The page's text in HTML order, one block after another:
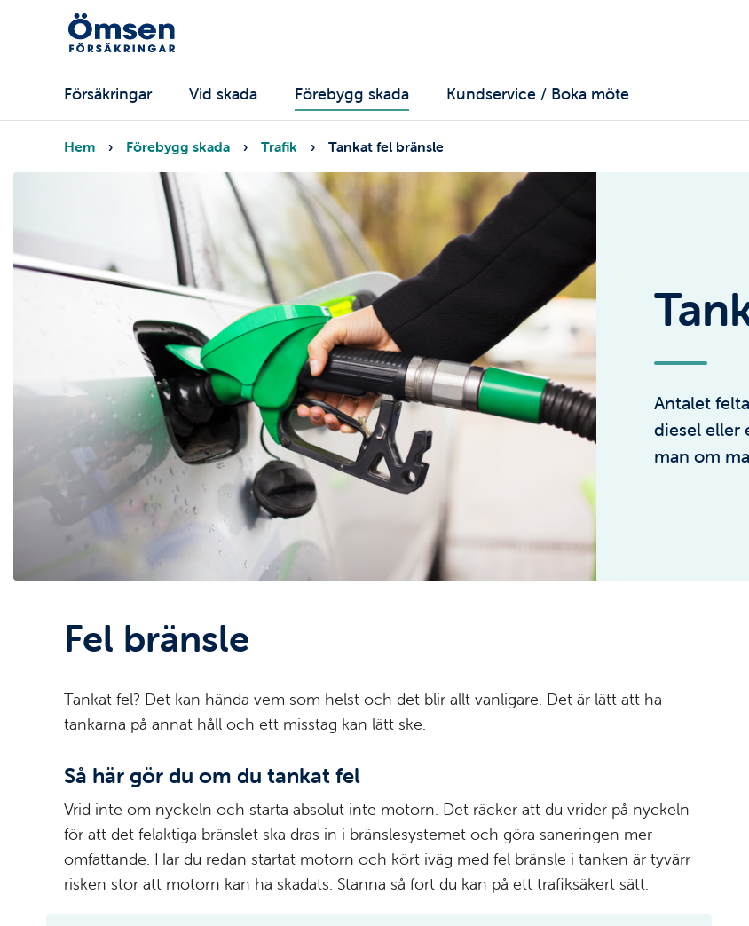
huvudinnehåll
Huvudmeny
Försäkringar Vid skada Förebygg skada Kundservice / Boka möte
Länkstig
Hem Förebygg skada Trafik Tankat fel bränsle
Antalet
diesel eller
man om
Fel bränsle
Tankat fel? Det kan hända vem som helst och det blir allt vanligare. Det är lätt att ha
tankarna på annat håll och ett misstag kan lätt ske.
Så här gör du om du tankat fel
Vrid inte om nyckeln och starta absolut inte motorn. Det räcker att du vrider på nyckeln
för att det felaktiga bränslet ska dras in i bränslesystemet och göra saneringen mer
omfattande. Har du redan startat motorn och kört iväg med fel bränsle i tanken är tyvärr
risken stor att motorn kan ha skadats. Stanna så fort du kan på ett trafiksäkert sätt.